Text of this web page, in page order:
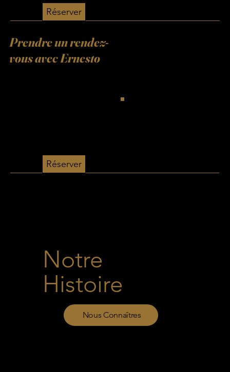
Réserver
Prendre un rendez-
vous avec Ernesto
Réserver
Notre
Histoire
Nous Connaîtres